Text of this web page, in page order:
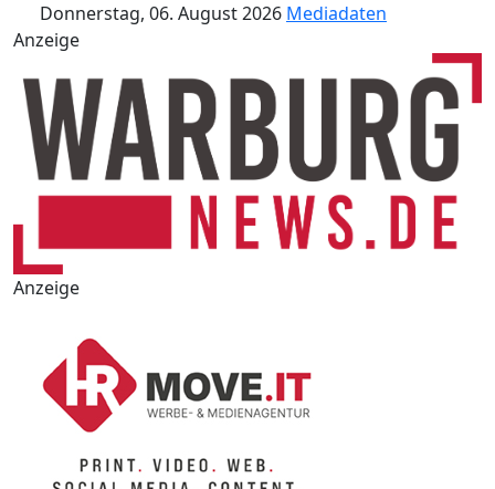
Donnerstag, 06. August 2026 Mediadaten
Anzeige
Anzeige